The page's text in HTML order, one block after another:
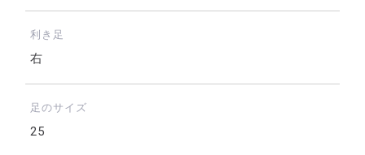
利き足
右
足のサイズ
25